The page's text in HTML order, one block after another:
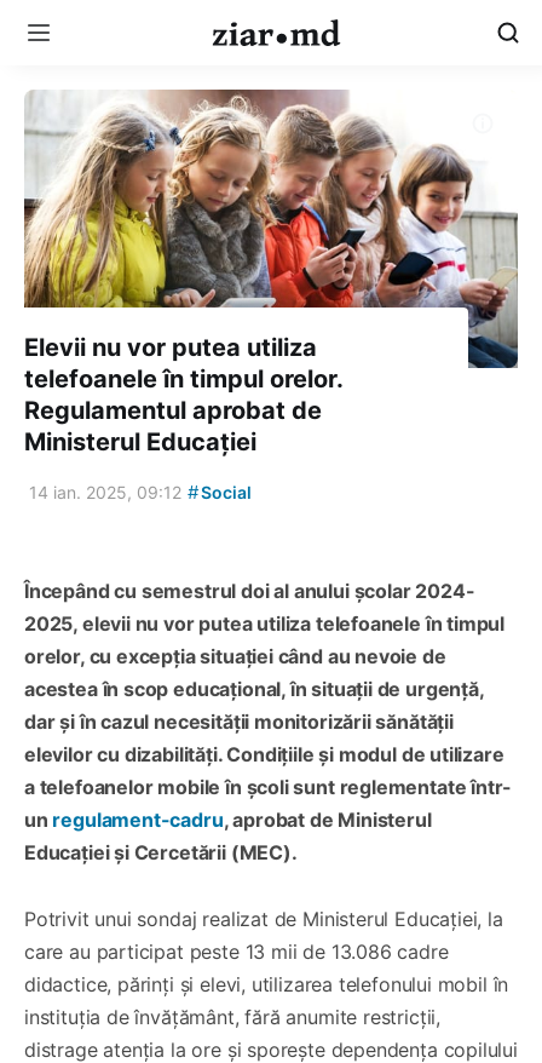
Elevii nu vor putea utiliza
telefoanele în timpul orelor.
Regulamentul aprobat de
Ministerul Educației
14 ian. 2025, 09:12 #Social
Începând cu semestrul doi al anului școlar 2024-
2025, elevii nu vor putea utiliza telefoanele în timpul
orelor, cu excepția situației când au nevoie de
acestea în scop educațional, în situații de urgență,
dar și în cazul necesității monitorizării sănătății
elevilor cu dizabilități. Condițiile și modul de utilizare
a telefoanelor mobile în școli sunt reglementate într-
un regulament-cadru, aprobat de Ministerul
Educației și Cercetării (MEC).
Potrivit unui sondaj realizat de Ministerul Educației, la
care au participat peste 13 mii de 13.086 cadre
didactice, părinți și elevi, utilizarea telefonului mobil în
instituția de învățământ, fără anumite restricții,
distrage atenția la ore și sporește dependența copilului